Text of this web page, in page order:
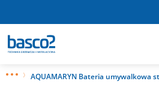
AQUAMARYN Bateria umywalkowa